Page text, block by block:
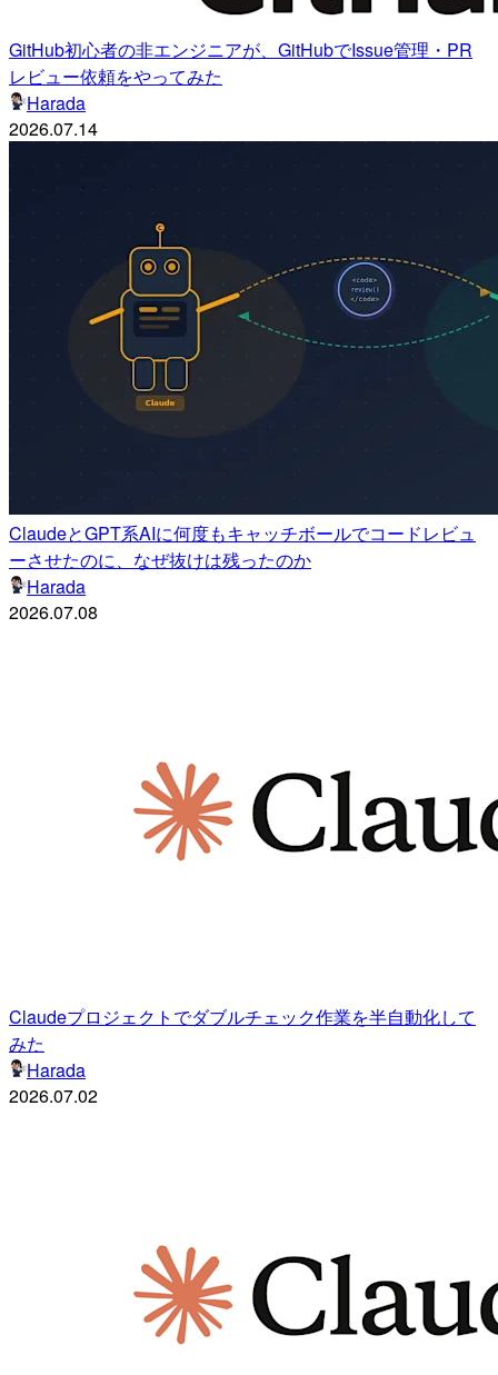
GitHub初心者の非エンジニアが、GitHubでIssue管理・PR
レビュー依頼をやってみた
Harada
2026.07.14
ClaudeとGPT系AIに何度もキャッチボールでコードレビュ
ーさせたのに、なぜ抜けは残ったのか
Harada
2026.07.08
Claudeプロジェクトでダブルチェック作業を半自動化して
みた
Harada
2026.07.02